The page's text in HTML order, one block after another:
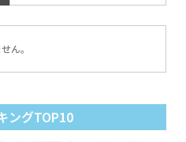
ん。
ングTOP10